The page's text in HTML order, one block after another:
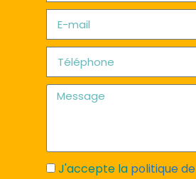
J'accepte la politique de